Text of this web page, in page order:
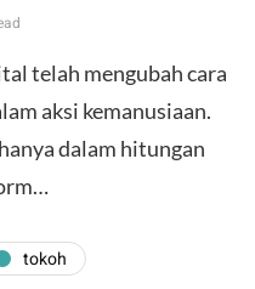
telah mengubah cara
aksi kemanusiaan.
dalam hitungan
tokoh